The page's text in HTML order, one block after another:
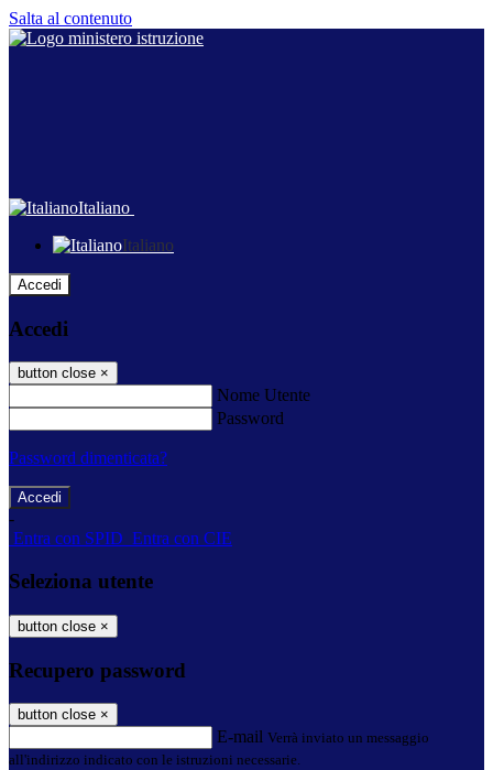
Salta al contenuto
Italiano
Italiano
Accedi
Accedi
button close ×
Nome Utente
Password
Password dimenticata?
-
Entra con SPID Entra con CIE
Seleziona utente
button close ×
Recupero password
button close ×
E-mail Verrà inviato un messaggio
all'indirizzo indicato con le istruzioni necessarie.